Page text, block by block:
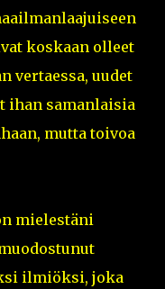
koskaan olleet
vertaessa, uudet
ihan samanlaisia
mutta toivoa
mielestäni
ilmiöksi, joka